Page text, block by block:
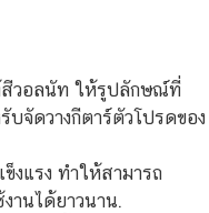
วอลนัท ให้รูปลักษณ์ที่
บจัดวางกีตาร์ตัวโปรดของ
งแรง ทำให้สามารถ
านได้ยาวนาน.